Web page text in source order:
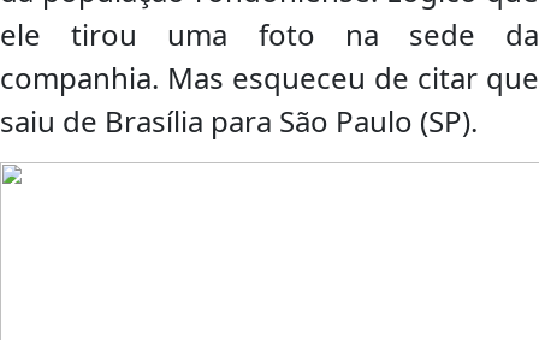
ele tirou uma foto na sede da
companhia. Mas esqueceu de citar que
saiu de Brasília para São Paulo (SP).